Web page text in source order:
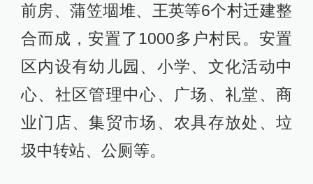
前房、蒲笠堌堆、王英等6个村迁建整
合而成，安置了1000多户村民。安置
区内设有幼儿园、小学、文化活动中
心、社区管理中心、广场、礼堂、商
业门店、集贸市场、农具存放处、垃
圾中转站、公厕等。